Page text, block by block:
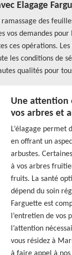
Elagage
des
vos demandes
ces opérations.
les conditions de
qualités pour
Une attention
vos arbres et
L’élagage permet
en offrant un
arbustes.
à vos arbres
fruits. La santé
dépend du soin
Farguette est
l’entretien de vos
l’attention
vous résidez à